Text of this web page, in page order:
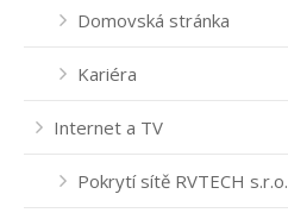
Domovská stránka
Kariéra
Internet a TV
Pokrytí sítě RVTECH s.r.o.